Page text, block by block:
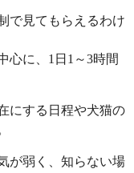
で見てもらえるわけ
心に、1日1～3時間
にする日程や犬猫の
が弱く、知らない場